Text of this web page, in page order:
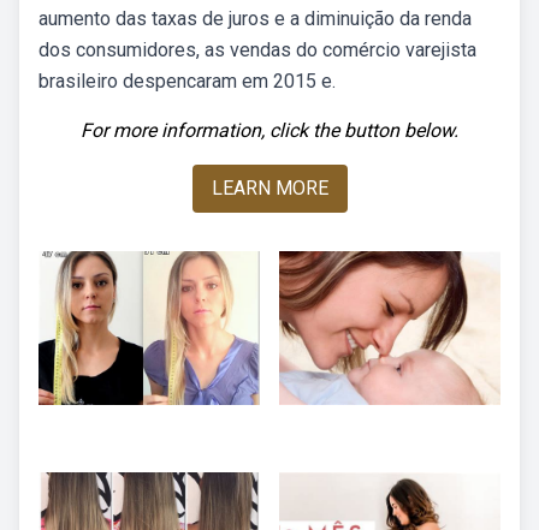
aumento das taxas de juros e a diminuição da renda
dos consumidores, as vendas do comércio varejista
brasileiro despencaram em 2015 e.
For more information, click the button below.
LEARN MORE